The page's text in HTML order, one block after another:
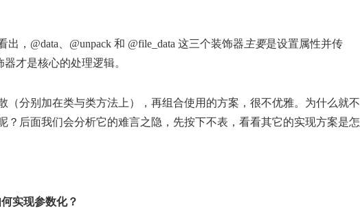
出，@data、@unpack 和 @file_data 这三个装饰器 主要是设置属性并传
器才是核心的处理逻辑。
（分别加在类与类方法上），再组合使用的方案，很不优雅。为什么就不
？后面我们会分析它的难言之隐，先按下不表，看看其它的实现方案是怎
实现参数化？